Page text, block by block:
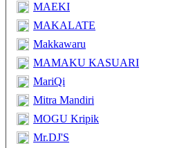
MAEKI
MAKALATE
Makkawaru
MAMAKU KASUARI
MariQi
Mitra Mandiri
MOGU Kripik
Mr.DJ'S